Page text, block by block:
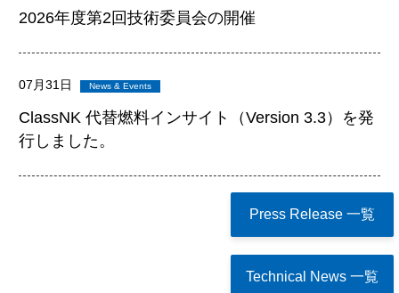
2026年度第2回技術委員会の開催
07月31日
ClassNK 代替燃料インサイト（Version 3.3）を発
行しました。
Press Release 一覧
Technical News 一覧